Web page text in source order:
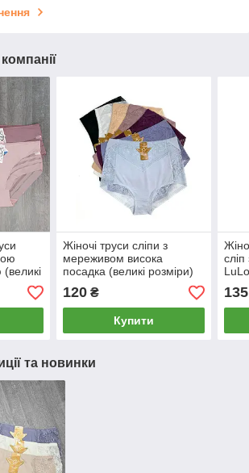
Жіночі труси сліпи з
мереживом висока
посадка (великі розміри)
Lavolle 2XL
120₴
Купити
XL
135
та новинки